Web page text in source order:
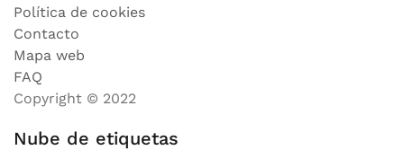
Política de cookies
Contacto
Mapa web
FAQ
Copyright © 2022
Nube de etiquetas